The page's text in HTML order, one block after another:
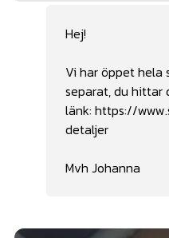
Hej!
Vi har öppet hela
separat, du hittar
länk: https://
detaljer
Mvh Johanna